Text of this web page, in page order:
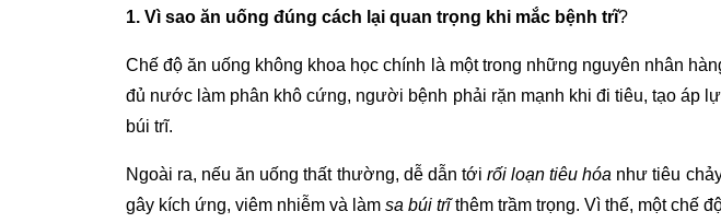
1. Vì sao ăn uống đúng cách lại quan trọng khi mắc bệnh trĩ?
Chế độ ăn uống không khoa học chính là một trong những nguyên nhân
đủ nước làm phân khô cứng, người bệnh phải rặn mạnh khi đi tiêu, tạo áp
búi trĩ.
Ngoài ra, nếu ăn uống thất thường, dễ dẫn tới rối loạn tiêu hóa như tiêu
gây kích ứng, viêm nhiễm và làm sa búi trĩthêm trầm trọng. Vì thế, một chế